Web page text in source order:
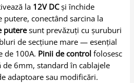
la 12V DCși închide
putere, conectând sarcina la
puteresunt prevăzuți cu șuruburi
de secțiune mare — esențial
de 100A. Pinii de control folosesc
6mm, standard în cablajele
adaptoare sau modificări.